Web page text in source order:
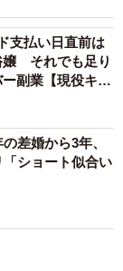
支払い日直前は
それでも足り
副業【現役キャ
差婚から3年、
ショート似合い